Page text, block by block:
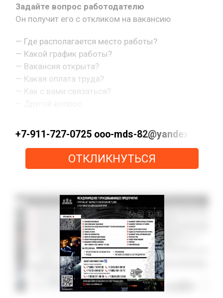
Задайте вопрос работодателю
Он получит его с откликом на вакансию
— Где располагается место работы?
— Какой график работы?
— Вакансия открыта?
— Какая оплата труда?
— Как с вами связаться?
+7-911-727-0725 ooo-mds-82@yandex.ru
ОТКЛИКНУТЬСЯ